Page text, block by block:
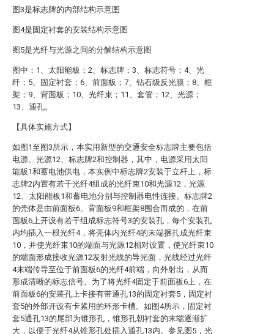
图3是标志牌的内部结构示意图
图4是固定衬套的安装结构示意图
图5是光纤与光源之间的分解结构示意图
图中：1、太阳能板；2、标志牌；3、标志符号；4、光
纤；5、固定衬套；6、前面板；7、钻石级反光膜；8、框
架；9、背面板；10、光纤束；11、套管；12、光源；
13、通孔。
【具体实施方式】
如图1至图3所示，本实用新型的交通安全标志牌主要包括
电源、光源12、标志牌2和控制器，其中，电源采用太阳
能板1和蓄电池供电，本实例中标志牌2安装于立杆上，标
志牌2内置有若干光纤4组成的光纤束10和光源12，光源
12、太阳能板1和蓄电池分别与控制器电性连接。标志牌2
的壳体是由前面板6、背面板9和框架8围合而成的，在前
面板6上开设有若干组成标志符号3的安装孔，每个安装孔
内均插入一根光纤4，将壳体内光纤4的末端捆扎成光纤束
10，并使光纤束10的端面与光源12相对设置，使光纤束10
的端面形成接收光源12发射光线的导光面，光线经过光纤
4末端传导至位于前面板6的光纤4前端，向外射出，从而
形成清晰的标志信号。为了将光纤4固定于前面板6上，在
前面板6的安装孔上卡接有带通孔13的固定衬套5，固定衬
套5的外部开设有卡紧用的环形卡槽。如图4所示，固定衬
套5通孔13的尾部为锥形孔，锥形孔朝衬套的末端逐渐扩
大，以便于光纤4从锥形孔处插入通孔13内。参见图5，光